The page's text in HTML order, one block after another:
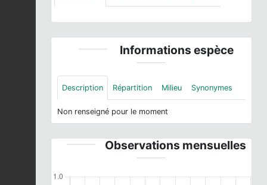
Informations espèce
Description Répartition Milieu Synonymes
Non renseigné pour le moment
Observations mensuelles